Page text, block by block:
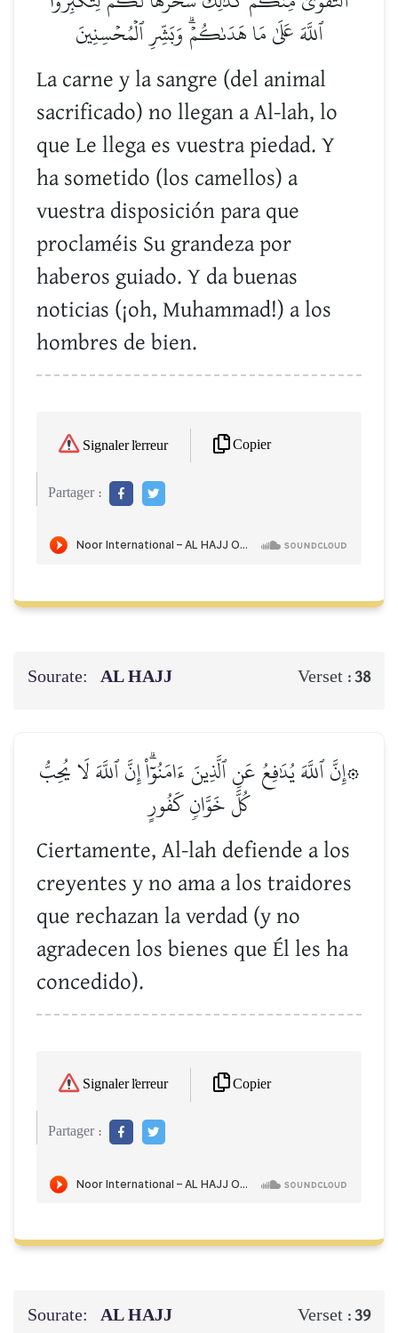
ٱللَّهَ عَلَىٰ مَا هَدَىٰكُمۡۗ وَبَشِّرِ ٱلۡمُحۡسِنِينَ
La carne y la sangre (del animal
sacrificado) no llegan a Al-lah, lo
que Le llega es vuestra piedad. Y
ha sometido (los camellos) a
vuestra disposición para que
proclaméis Su grandeza por
haberos guiado. Y da buenas
noticias (¡oh, Muhammad!) a los
hombres de bien.
Signaler l'erreur Copier
Partager :
Sourate: AL HAJJ Verset :38
۞إِنَّ ٱللَّهَ يُدَٰفِعُ عَنِ ٱلَّذِينَ ءَامَنُوٓاْۗ إِنَّ ٱللَّهَ لَا يُحِبُّ
كُلَّ خَوَّانٖ كَفُورٍ
Ciertamente, Al-lah defiende a los
creyentes y no ama a los traidores
que rechazan la verdad (y no
agradecen los bienes que Él les ha
concedido).
Signaler l'erreur Copier
Partager :
Sourate: AL HAJJ Verset :39